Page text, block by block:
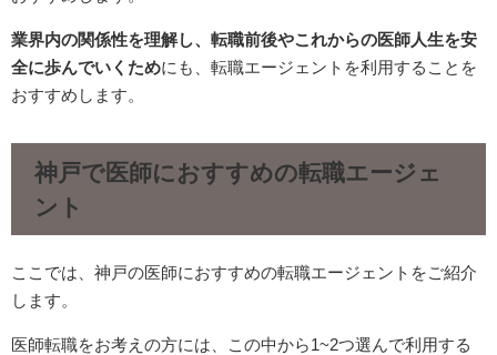
業界内の関係性を理解し、転職前後やこれからの医師人生を安
全に歩んでいくためにも、転職エージェントを利用することを
おすすめします。
神戸で医師におすすめの転職エージェ
ント
ここでは、神戸の医師におすすめの転職エージェントをご紹介
します。
医師転職をお考えの方には、この中から1~2つ選んで利用する